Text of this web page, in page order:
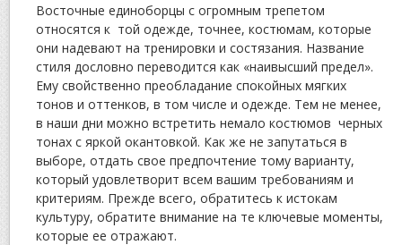
Восточные единоборцы с огромным трепетом
относятся к той одежде, точнее, костюмам, которые
они надевают на тренировки и состязания. Название
стиля дословно переводится как «наивысший предел».
Ему свойственно преобладание спокойных мягких
тонов и оттенков, в том числе и одежде. Тем не менее,
в наши дни можно встретить немало костюмов черных
тонах с яркой окантовкой. Как же не запутаться в
выборе, отдать свое предпочтение тому варианту,
который удовлетворит всем вашим требованиям и
критериям. Прежде всего, обратитесь к истокам
культуру, обратите внимание на те ключевые моменты,
которые ее отражают.